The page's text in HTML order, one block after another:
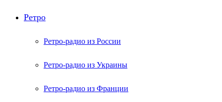
Ретро
Ретро-радио из России
Ретро-радио из Украины
Ретро-радио из Франции